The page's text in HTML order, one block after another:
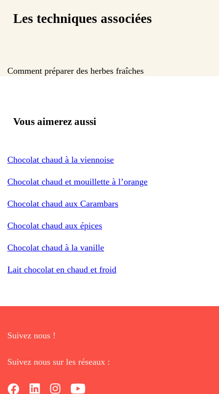
Les techniques associées
Comment préparer des herbes fraîches
Vous aimerez aussi
Chocolat chaud à la viennoise
Chocolat chaud et mouillette à l’orange
Chocolat chaud aux Carambars
Chocolat chaud aux épices
Chocolat chaud à la vanille
Lait chocolat en chaud et froid
Suivez nous !
Suivez nous sur les réseaux :